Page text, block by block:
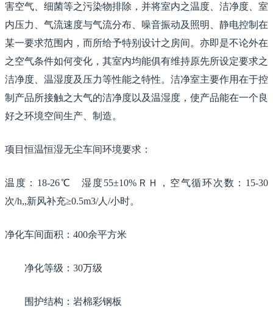
害空气、细菌等之污染物排除，并将室内之温度、洁净度、室
内压力、气流速度与气流分布、噪音振动及照明、静电控制在
某一要求范围内，而所给予特别设计之房间。亦即是不论外在
之空气条件如何变化，其室内均能俱有维持原先所设定要求之
洁净度、温湿度及压力等性能之特性。洁净室主要作用在于控
制产品所接触之大气的洁净度以及温湿度，使产品能在一个良
好之环境空间生产、制造。
项目恒温恒湿无尘车间环境要求：
温度：18-26℃ 湿度55±10%ＲＨ，空气循环次数：15-30
次/h,,新风补充≥0.5m3/人/小时。
净化车间面积：400余平方米
净化等级：30万级
围护结构：岩棉彩钢板